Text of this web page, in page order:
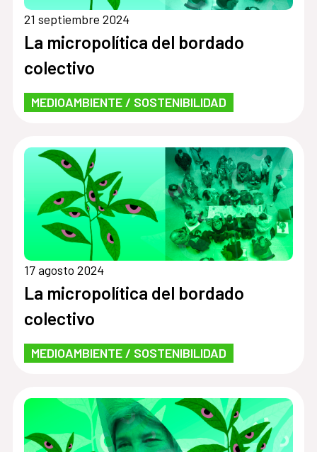
21 septiembre 2024
La micropolítica del bordado
colectivo
MEDIOAMBIENTE / SOSTENIBILIDAD
17 agosto 2024
La micropolítica del bordado
colectivo
MEDIOAMBIENTE / SOSTENIBILIDAD